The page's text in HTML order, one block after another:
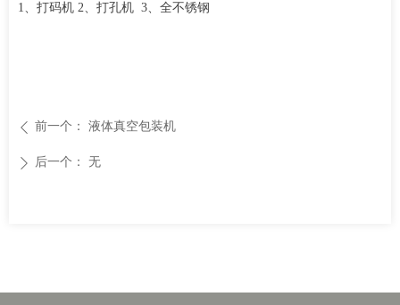
1、打码机 2、打孔机 3、全不锈钢
ꄴ 前一个： 液体真空包装机
ꄲ 后一个： 无